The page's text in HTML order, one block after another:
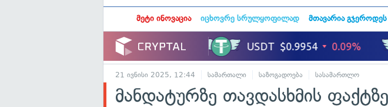
მეტი ინოვაცია იცხოვრე სრულყოფილად მთავარია გჯეროდეს
21 ივნისი 2025, 12:44 სამართალი საზოგადოება სასამართლო
მანდატურზე თავდასხმის